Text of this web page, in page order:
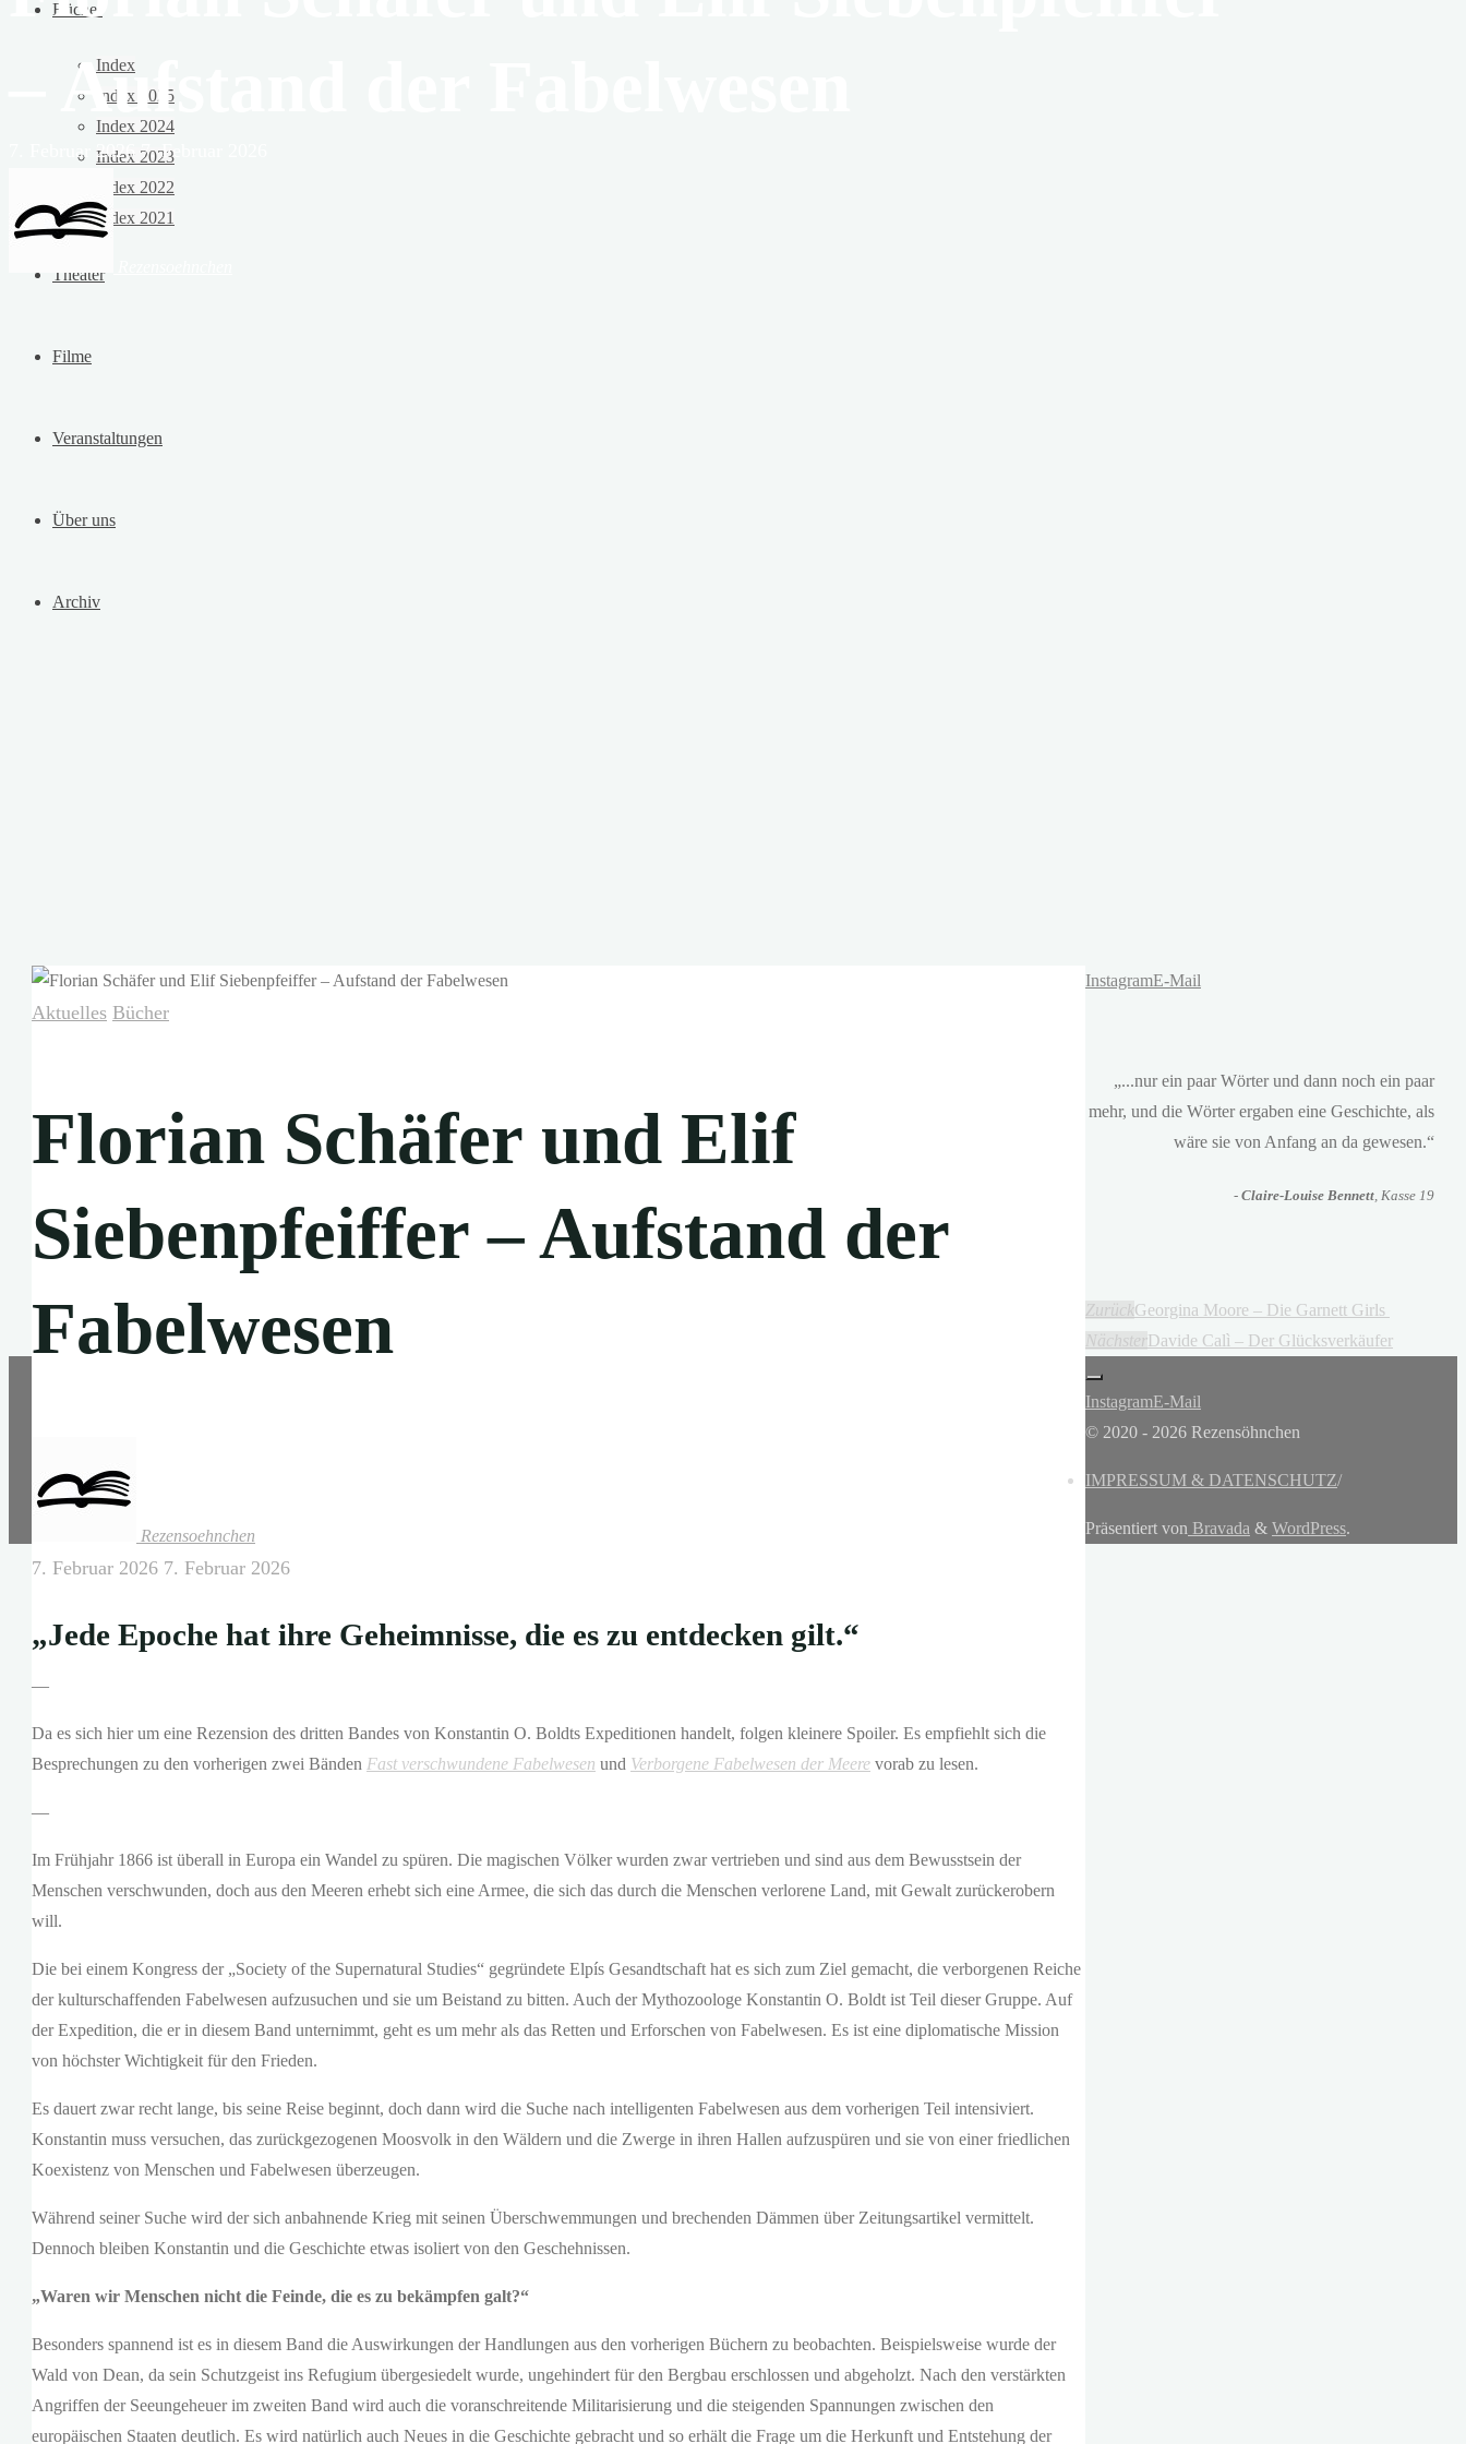
Bücher
Index
Index 2025
Index 2024
Index 2023
Index 2022
Index 2021
Theater
Filme
Veranstaltungen
Über uns
Archiv
– Aufstand der Fabelwesen
7. Februar 2026 7. Februar 2026
Aktuelles Bücher
Florian Schäfer und Elif
Siebenpfeiffer – Aufstand der
Fabelwesen
Rezensoehnchen
7. Februar 2026 7. Februar 2026
„Jede Epoche hat ihre Geheimnisse, die es zu entdecken gilt.“
—
Da es sich hier um eine Rezension des dritten Bandes von Konstantin O. Boldts Expeditionen handelt, folgen kleinere Spoiler. Es empfiehlt sich die
Besprechungen zu den vorherigen zwei Bänden Fast verschwundene Fabelwesen und Verborgene Fabelwesen der Meere vorab zu lesen.
—
Im Frühjahr 1866 ist überall in Europa ein Wandel zu spüren. Die magischen Völker wurden zwar vertrieben und sind aus dem Bewusstsein der
Menschen verschwunden, doch aus den Meeren erhebt sich eine Armee, die sich das durch die Menschen verlorene Land, mit Gewalt zurückerobern
will.
Die bei einem Kongress der „Society of the Supernatural Studies“ gegründete Elpís Gesandtschaft hat es sich zum Ziel gemacht, die verborgenen Reiche
der kulturschaffenden Fabelwesen aufzusuchen und sie um Beistand zu bitten. Auch der Mythozoologe Konstantin O. Boldt ist Teil dieser Gruppe. Auf
der Expedition, die er in diesem Band unternimmt, geht es um mehr als das Retten und Erforschen von Fabelwesen. Es ist eine diplomatische Mission
von höchster Wichtigkeit für den Frieden.
Es dauert zwar recht lange, bis seine Reise beginnt, doch dann wird die Suche nach intelligenten Fabelwesen aus dem vorherigen Teil intensiviert.
Konstantin muss versuchen, das zurückgezogenen Moosvolk in den Wäldern und die Zwerge in ihren Hallen aufzuspüren und sie von einer friedlichen
Koexistenz von Menschen und Fabelwesen überzeugen.
Während seiner Suche wird der sich anbahnende Krieg mit seinen Überschwemmungen und brechenden Dämmen über Zeitungsartikel vermittelt.
Dennoch bleiben Konstantin und die Geschichte etwas isoliert von den Geschehnissen.
„Waren wir Menschen nicht die Feinde, die es zu bekämpfen galt?“
Besonders spannend ist es in diesem Band die Auswirkungen der Handlungen aus den vorherigen Büchern zu beobachten. Beispielsweise wurde der
Wald von Dean, da sein Schutzgeist ins Refugium übergesiedelt wurde, ungehindert für den Bergbau erschlossen und abgeholzt. Nach den verstärkten
Angriffen der Seeungeheuer im zweiten Band wird auch die voranschreitende Militarisierung und die steigenden Spannungen zwischen den
europäischen Staaten deutlich. Es wird natürlich auch Neues in die Geschichte gebracht und so erhält die Frage um die Herkunft und Entstehung der
InstagramE-Mail
„...nur ein paar Wörter und dann noch ein paar
mehr, und die Wörter ergaben eine Geschichte, als
wäre sie von Anfang an da gewesen.“
- Claire-Louise Bennett, Kasse 19
ZurückGeorgina Moore – Die Garnett Girls
NächsterDavide Calì – Der Glücksverkäufer
InstagramE-Mail
© 2020 - 2026 Rezensöhnchen
IMPRESSUM & DATENSCHUTZ/
Präsentiert von Bravada & WordPress.